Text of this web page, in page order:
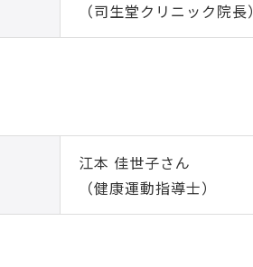
（司生堂クリニック院長）
江本 佳世子さん
（健康運動指導士）